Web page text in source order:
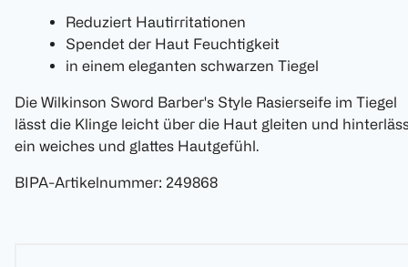
Reduziert Hautirritationen
Spendet der Haut Feuchtigkeit
in einem eleganten schwarzen Tiegel
Die Wilkinson Sword Barber's Style Rasierseife im Tiegel
lässt die Klinge leicht über die Haut gleiten und
ein weiches und glattes Hautgefühl.
BIPA-Artikelnummer: 249868